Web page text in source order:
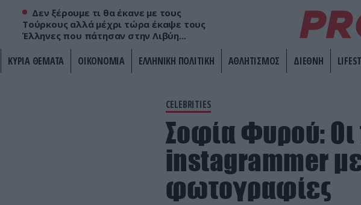
Δεν ξέρουμε τι θα έκανε με τους
Τούρκους αλλά μέχρι τώρα έκαψε τους
Έλληνες που πάτησαν στην Λιβύη...
ΚΥΡΙΑ ΘΕΜΑΤΑ ΟΙΚΟΝΟΜΙΑ ΕΛΛΗΝΙΚΗ ΠΟΛΙΤΙΚΗ ΑΘΛΗΤΙΣΜΟΣ ΔΙΕΘΝΗ
CELEBRITIES
Σοφία Φυρού: Οι
instagrammer
φωτογραφίες